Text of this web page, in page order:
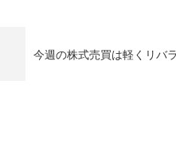
今週の株式売買は軽くリバ